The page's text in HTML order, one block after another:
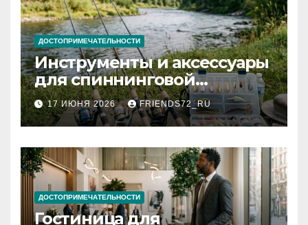
ДОСТОПРИМЕЧАТЕЛЬНОСТИ
Инструменты и аксессуары
для спиннинговой
рыбалки: назначение и
типы
17 ИЮНЯ 2026 FRIENDS72_RU
ДОСТОПРИМЕЧАТЕЛЬНОСТИ
Гостиница для